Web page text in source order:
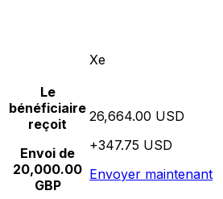
Xe
Le
bénéficiaire
reçoit
Envoi de
20,000.00
GBP
26,664.00 USD
+347.75 USD
Envoyer maintenant